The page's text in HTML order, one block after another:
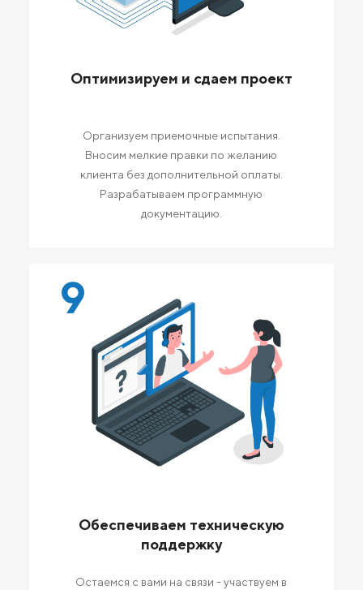
Оптимизируем и сдаем проект
Организуем приемочные испытания.
Вносим мелкие правки по желанию
клиента без дополнительной оплаты.
Разрабатываем программную
документацию.
9
Обеспечиваем техническую
поддержку
Остаемся с вами на связи - участвуем в